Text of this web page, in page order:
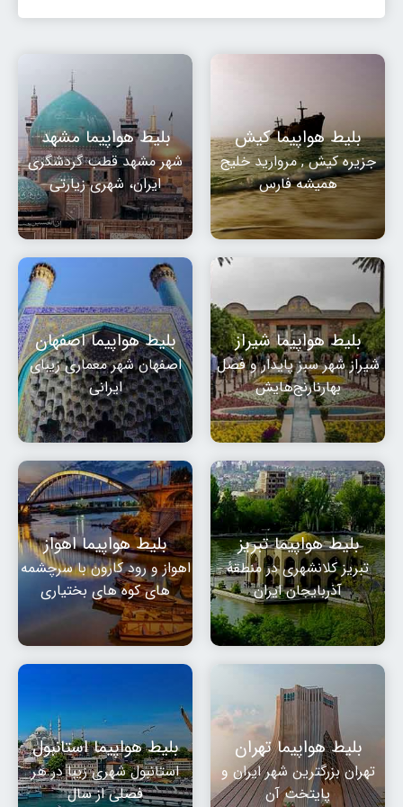
بلیط هواپیما کیش
جزیره کیش , مروارید خلیج
همیشه فارس
بلیط هواپیما مشهد
شهر مشهد قطب گردشگری
ایران، شهری زیارتی
بلیط هواپیما شیراز
شیراز شهر سبز پایدار و فصل
بهارنارنج‌هایش
بلیط هواپیما اصفهان
اصفهان شهر معماری زیبای
ایرانی
بلیط هواپیما تبریز
تبریز کلانشهری در منطقهٔ
آذربایجان ایران
بلیط هواپیما اهواز
اهواز و رود کارون با سرچشمه
های کوه های بختیاری
بلیط هواپیما تهران
تهران بزرگترین شهر ایران و
پایتخت آن
بلیط هواپیما استانبول
استانبول شهری زیبا در هر
فصلی از سال